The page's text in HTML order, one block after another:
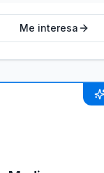
Me interesa